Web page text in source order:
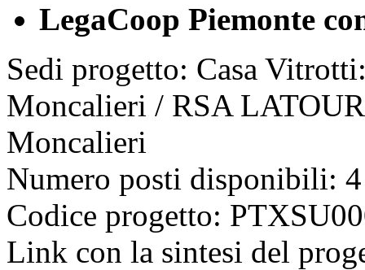
LegaCoop Piemonte
Sedi progetto: Casa
Moncalieri / RSA
Moncalieri
Numero posti disponibili: 4
Codice progetto:
Link con la sintesi del